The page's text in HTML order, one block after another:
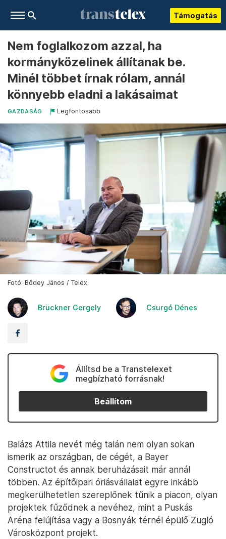
Támogatás
Nem foglalkozom azzal, ha
kormányközelinek állítanak be.
Minél többet írnak rólam, annál
könnyebb eladni a lakásaimat
GAZDASÁG Legfontosabb
Fotó: Bődey János / Telex
Brückner Gergely Csurgó Dénes
Állítsd be a Transtelexet
megbízható forrásnak!
Beállítom
Balázs Attila nevét még talán nem olyan sokan
ismerik az országban, de cégét, a Bayer
Constructot és annak beruházásait már annál
többen. Az építőipari óriásvállalat egyre inkább
megkerülhetetlen szereplőnek tűnik a piacon, olyan
projektek fűződnek a nevéhez, mint a Puskás
Aréna felújítása vagy a Bosnyák térnél épülő Zugló
Városközpont projekt.